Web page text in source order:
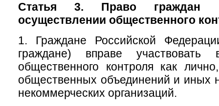
Статья 3. Право граждан
осуществлении общественного
1. Граждане Российской
граждане) вправе участвовать
общественного контроля как
общественных объединений и иных
некоммерческих организаций.